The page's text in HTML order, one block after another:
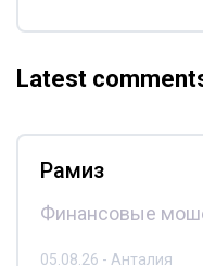
Latest
Рамиз
Финансовые
05.08.26 - Анталия